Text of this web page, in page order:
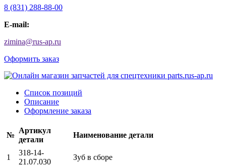
8 (831) 288-88-00
E-mail:
zimina@rus-ap.ru
Оформить заказ
Список позиций
Описание
Оформление заказа
№
Артикул
детали
Наименование детали
1
318-14-
21.07.030
Зуб в сборе